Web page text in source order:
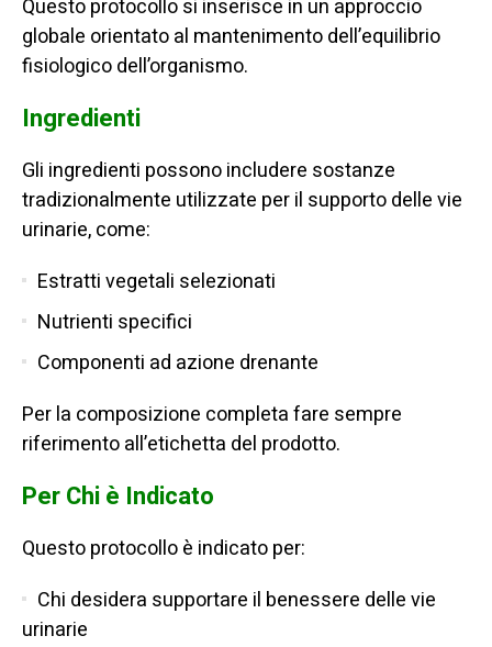
Questo protocollo si inserisce in un approccio
globale orientato al mantenimento dell’equilibrio
fisiologico dell’organismo.
Ingredienti
Gli ingredienti possono includere sostanze
tradizionalmente utilizzate per il supporto delle vie
urinarie, come:
Estratti vegetali selezionati
Nutrienti specifici
Componenti ad azione drenante
Per la composizione completa fare sempre
riferimento all’etichetta del prodotto.
Per Chi è Indicato
Questo protocollo è indicato per:
Chi desidera supportare il benessere delle vie
urinarie